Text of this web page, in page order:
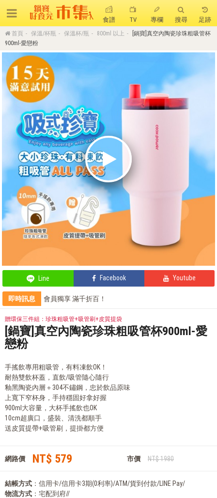
食譜 TV 專欄 搜尋 足跡
首頁 保溫/杯瓶 保溫杯/瓶 800ml 以上
[鍋寶]真空內陶瓷珍珠粗吸管杯
900ml-愛戀粉
Line Facebook Youtube
即時訊息
會員獨享 滿千折百！
部落客的星級料理，就靠這台IH電子鍋
部落客的氣炸私房菜，不藏私分享
贈環保三件組：珍珠粗吸管+吸管刷+皮質提袋
[鍋寶]真空內陶瓷珍珠粗吸管杯900ml-愛
戀粉
手搖飲專用粗吸管，有料凍飲OK！
耐熱雙飲杯蓋，直飲/吸管隨心隨行
釉黑陶瓷內層＋304不鏽鋼，忠於飲品原味
上寬下窄杯身，手持穩固好拿好握
900ml大容量，大杯手搖飲也OK
10cm超廣口，盛裝、清洗都順手
送皮質提帶+吸管刷，提掛都方便
網路價 NT$ 579 市價 NT$ 1980
結帳方式 ：信用卡/信用卡3期(0利率)/ATM/貨到付款/LINE Pay/
物流方式 ：宅配到府//
熱門搜尋
聚油不沾鍋 陶瓷不沾電鍋
珍珠粗吸管杯 可微波保鮮盒 大理石不沾鍋
分隔便當盒 金鑽不沾鍋